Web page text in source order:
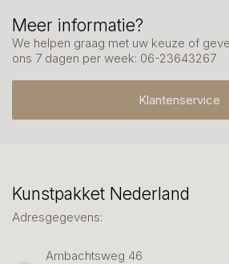
Meer informatie?
We helpen graag met uw keuze of
ons 7 dagen per week: 06-23643267
Klantenservice
Kunstpakket Nederland
Adresgegevens:
Ambachtsweg 46